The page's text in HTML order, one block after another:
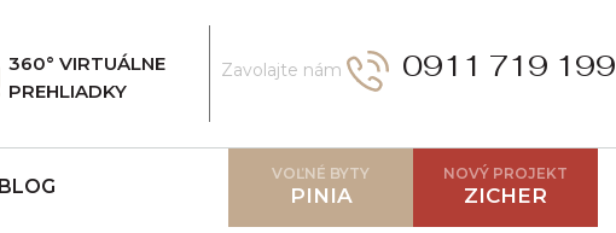
360° VIRTUÁLNE
PREHLIADKY
Zavolajte nám 0911 719 199
BLOG
VOĽNÉ BYTY
PINIA
NOVÝ PROJEKT
ZICHER